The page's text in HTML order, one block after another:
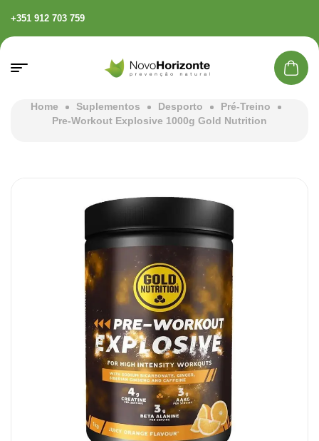
+351 912 703 759
Home Suplementos Desporto
Pré-Treino
Pre-Workout Explosive 1000g Gold Nutrition